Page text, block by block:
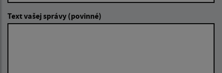
Text vašej správy (povinné)